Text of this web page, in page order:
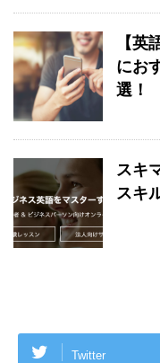
【英
にお
選
スキ
スキ
Twitter